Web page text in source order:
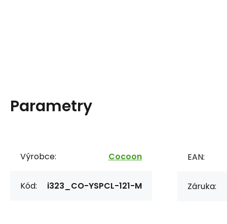
Parametry
Výrobce: Cocoon
Kód: i323_CO-YSPCL-121-M
EAN:
Záruka: